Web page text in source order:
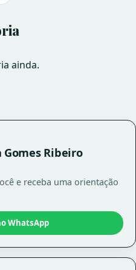
ainda.
Ribeiro
e receba uma orientação
WhatsApp